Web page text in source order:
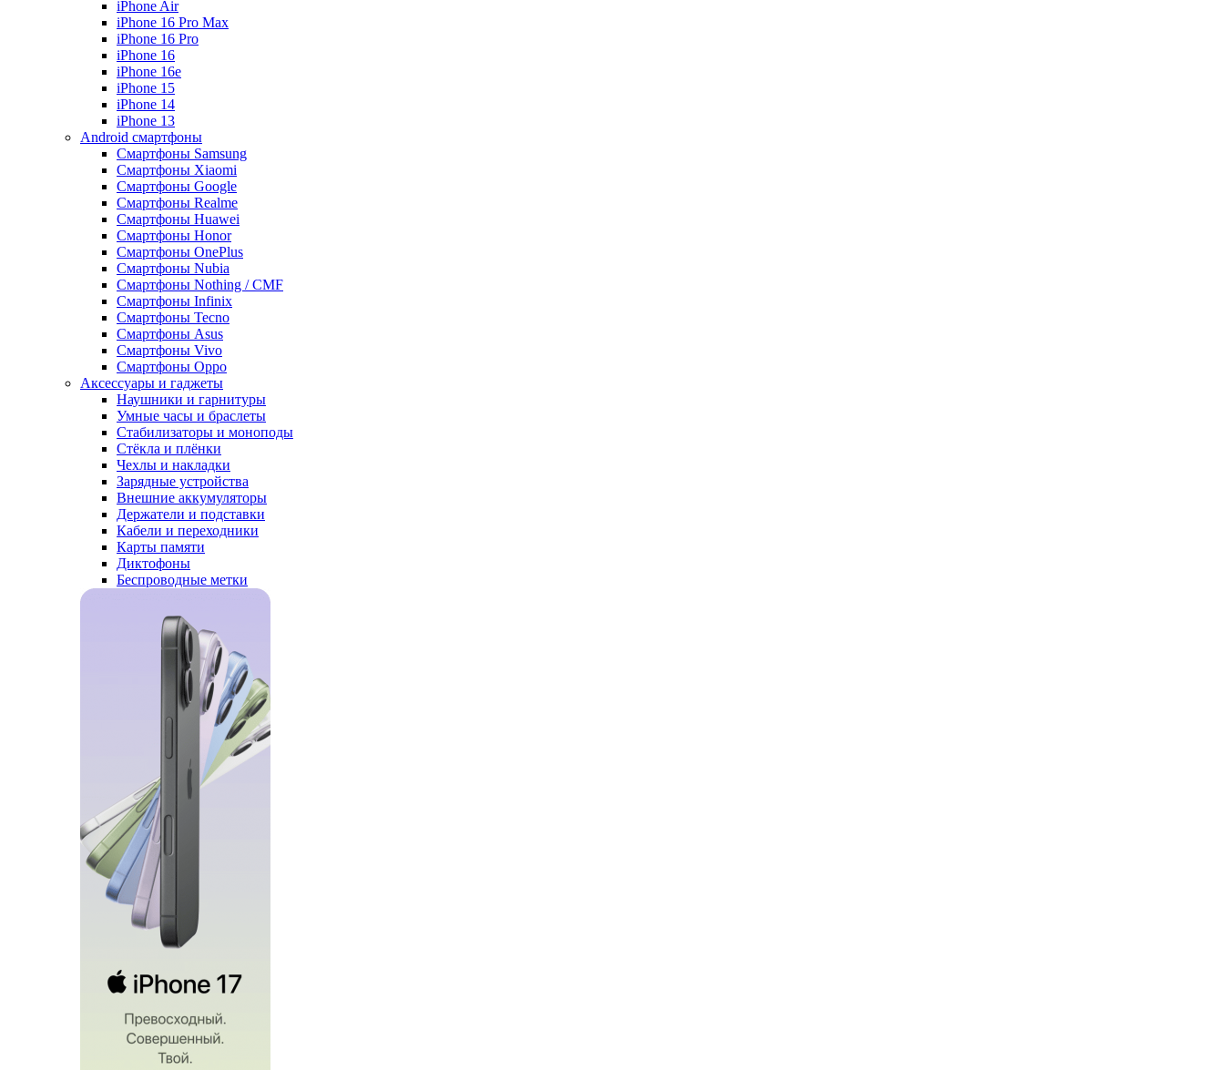
iPhone Air
iPhone 16 Pro Max
iPhone 16 Pro
iPhone 16
iPhone 16e
iPhone 15
iPhone 14
iPhone 13
Android cмартфоны
Смартфоны Samsung
Смартфоны Xiaomi
Смартфоны Google
Смартфоны Realme
Смартфоны Huawei
Смартфоны Honor
Смартфоны OnePlus
Смартфоны Nubia
Смартфоны Nothing / CMF
Смартфоны Infinix
Смартфоны Tecno
Смартфоны Asus
Смартфоны Vivo
Смартфоны Oppo
Аксессуары и гаджеты
Наушники и гарнитуры
Умные часы и браслеты
Стабилизаторы и моноподы
Стёкла и плёнки
Чехлы и накладки
Зарядные устройства
Внешние аккумуляторы
Держатели и подставки
Кабели и переходники
Карты памяти
Диктофоны
Беспроводные метки